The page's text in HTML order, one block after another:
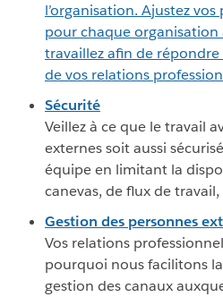
l’organisation. Ajustez
pour chaque organisation
travaillez afin de
de vos relations
Sécurité
Veillez à ce que le travail
externes soit aussi
équipe en limitant la
canevas, de flux de travail,
Gestion des personnes
Vos relations
pourquoi nous facilitons
gestion des canaux